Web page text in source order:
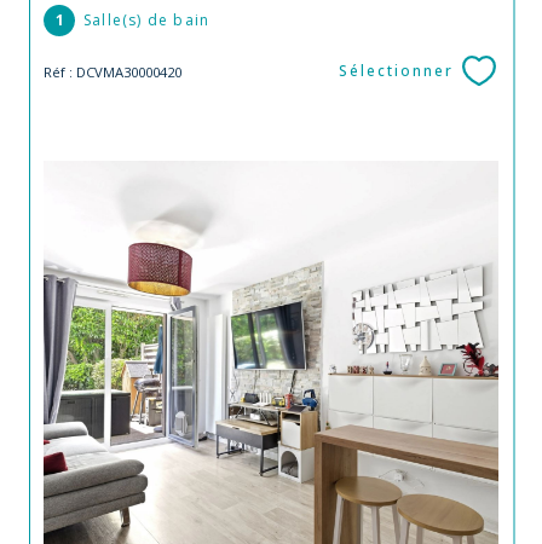
1
Salle(s) de bain
Réf : DCVMA30000420 Sélectionner